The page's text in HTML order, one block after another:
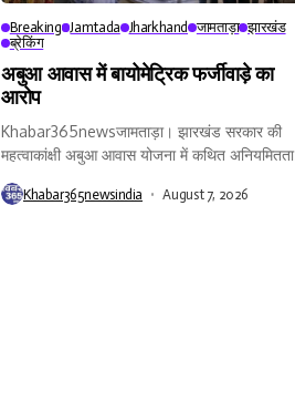
Breaking Jamtada Jharkhand जामताड़ा झारखंड
ब्रेकिंग
अबुआ आवास में बायोमेट्रिक फर्जीवाड़े का
आरोप
Khabar365newsजामताड़ा। झारखंड सरकार की
महत्वाकांक्षी अबुआ आवास योजना में कथित अनियमितता
Khabar365newsindia August 7, 2026